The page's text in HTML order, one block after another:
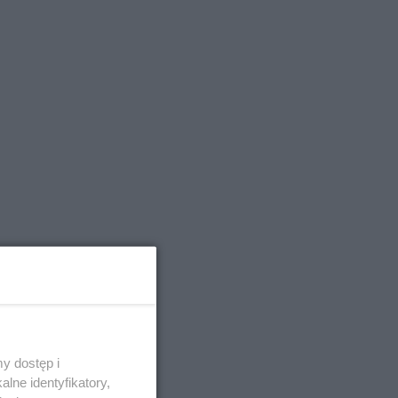
dostęp i
identyfikatory,